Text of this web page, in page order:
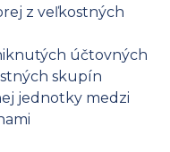
z veľkostných
účtovných
skupín
jednotky medzi